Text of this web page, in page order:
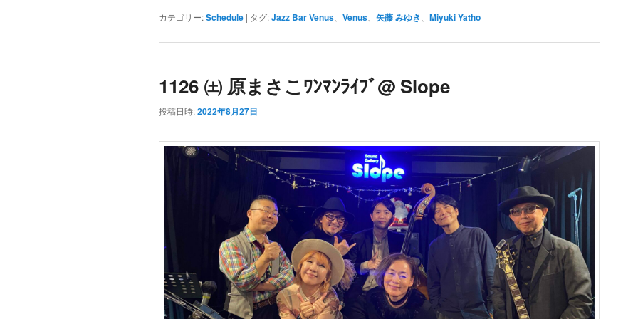
カテゴリー: Schedule | タグ: Jazz Bar Venus、 Venus、 矢藤 みゆき Miyuki Yatho
1126 ㈯ 原まさこﾜﾝﾏﾝﾗｲﾌﾞ@ Slope
投稿日時:2022年8月27日